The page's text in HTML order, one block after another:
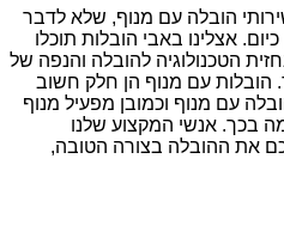
הובלה עם מנוף, שלא לדבר
אצלינו באבי הובלות תוכלו
הטכנולוגיה להובלה והנפה של
הובלות עם מנוף הן חלק חשוב
עם מנוף וכמובן מפעיל מנוף
מה בכך. אנשי המקצוע שלנו
את ההובלה בצורה הטובה,